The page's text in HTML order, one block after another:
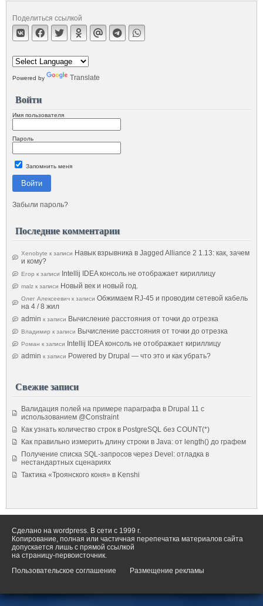
Поделиться ссылкой
Powered by Translate
Войти
Имя пользователя
Пароль
Запомнить меня
Войти
Забыли пароль?
Последние комментарии
Xenobyte к записи Навык взрывника в Jagged Alliance 2 1.13: как, зачем
и кому?
Егор к записи Intellij IDEA консоль не отображает кириллицу
malz к записи Новый век и новый год.
Олег Алексеевич к записи Обжимаем RJ-45 и проводим сетевой кабель
на 4 / 8 жил
admin к записи Вычисление расстояния от точки до отрезка
Владимир к записи Вычисление расстояния от точки до отрезка
Роман к записи Intellij IDEA консоль не отображает кириллицу
admin к записи Powered by Drupal — что это и как убрать?
Свежие записи
Валидация полей на примере параграфа в Drupal 11 с
использованием @Constraint
Как узнать количество строк в PostgreSQL без COUNT(*)
Как правильно измерить длину строки в Java: от length() до графем
Получение списка SQL-запросов через Devel: отладка в
нестандартных сценариях
Тактика «Троянского коня» в Kenshi
Сделано на wordpress. В сети с 1999 г.
Копирование, полная или частичная перепечатка материалов сайта
допускается лишь с прямой ссылкой
на страницу-первоисточник.
Пользовательское соглашение
Размещение рекламы